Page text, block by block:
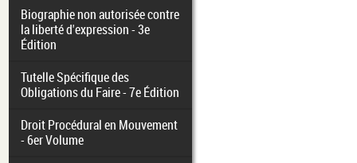
Biographie non autorisée contre
la liberté d'expression - 3e
Édition
Tutelle Spécifique des
Obligations du Faire - 7e Édition
Droit Procédural en Mouvement
- 6er Volume